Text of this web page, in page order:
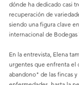
dónde ha dedicado casi
recuperación de
siendo una figura clave
internacional de Bodegas
En la entrevista, Elena
urgentes que enfrenta el
abandono" de las fincas